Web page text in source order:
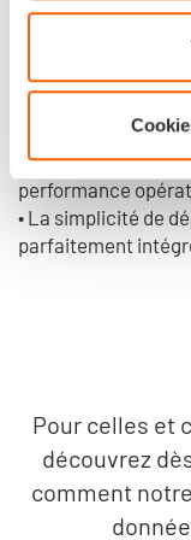
ont montré
un véritable levier
• Les bénéfices
• Des cas d’usage
performance
• La simplicité de
parfaitement
Pour celles et
découvrez
comment